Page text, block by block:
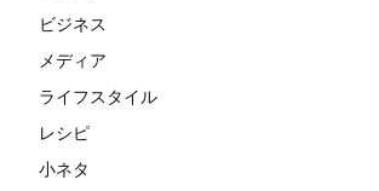
ビジネス
メディア
ライフスタイル
レシピ
小ネタ